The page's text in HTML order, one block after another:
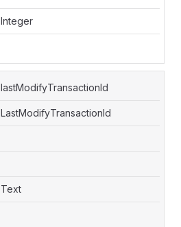
Integer
lastModifyTransactionId
LastModifyTransactionId
Text